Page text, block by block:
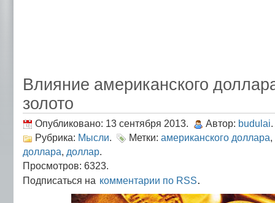
Влияние американского
золото
Опубликовано: 13 сентября 2013. Автор: budulai.
Рубрика: Мысли. Метки: американского доллара,
доллара, доллар.
Просмотров: 6323.
Подписаться на комментарии по RSS.